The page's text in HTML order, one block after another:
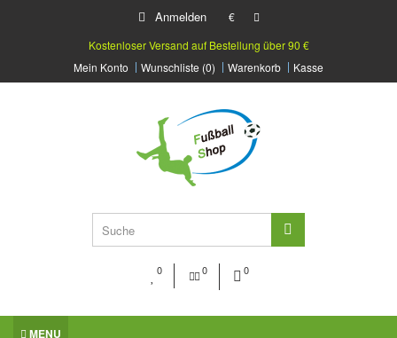
Anmelden
€
Kostenloser Versand auf Bestellung über 90 €
Mein Konto
Wunschliste (0) Warenkorb Kasse
0 0 0
MENU